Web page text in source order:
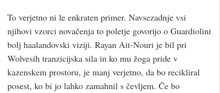
To verjetno ni le enkraten primer. Navsezadnje vsi
njihovi vzorci novačenja to poletje govorijo o Guardiolini
bolj haalandovski viziji. Rayan Ait-Nouri je bil pri
Wolvesih tranzicijska sila in ko mu žoga pride v
kazenskem prostoru, je manj verjetno, da bo recikliral
posest, ko bi jo lahko zamahnil s čevljem. Če bo